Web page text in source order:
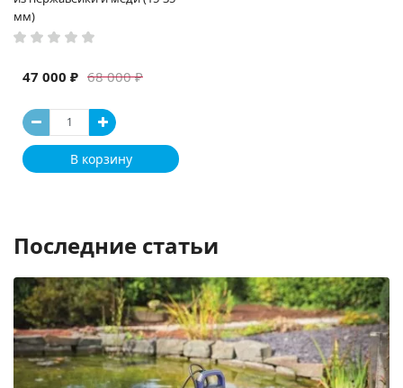
мм)
68 000 ₽
47 000 ₽
В корзину
Последние статьи